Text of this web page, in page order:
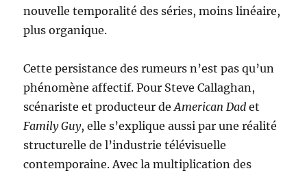
nouvelle temporalité des séries, moins linéaire,
plus organique.
Cette persistance des rumeurs n’est pas qu’un
phénomène affectif. Pour Steve Callaghan,
scénariste et producteur deAmerican Dad et
Family Guy, elle s’explique aussi par une réalité
structurelle de l’industrie télévisuelle
contemporaine. Avec la multiplication des